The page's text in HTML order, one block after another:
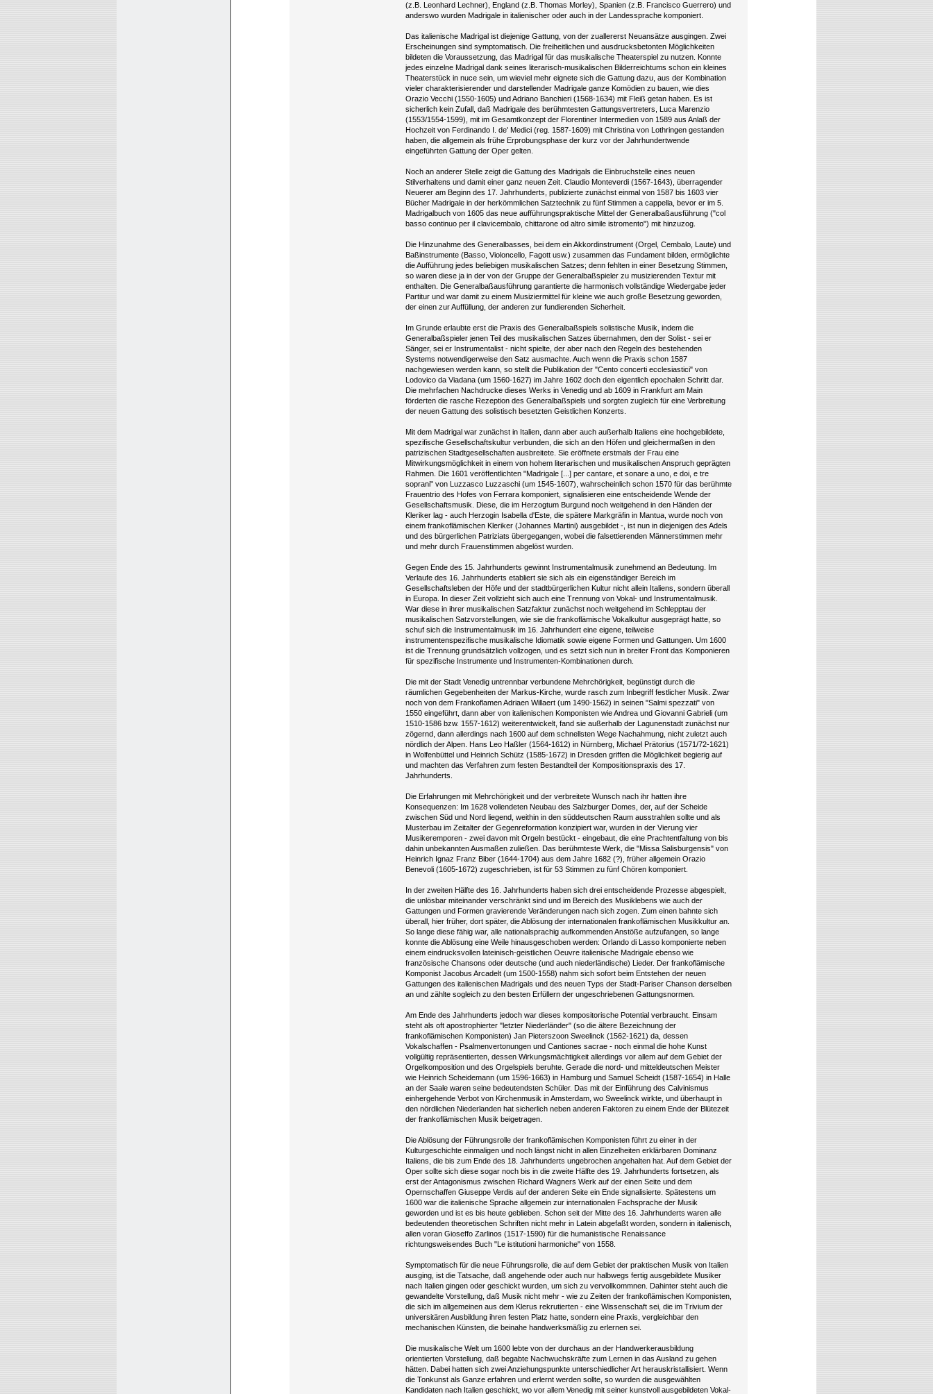
(z.B. Leonhard Lechner), England (z.B. Thomas Morley), Spanien (z.B. Francisco Guerrero) und
anderswo wurden Madrigale in italienischer oder auch in der Landessprache komponiert.
Das italienische Madrigal ist diejenige Gattung, von der zuallererst Neuansätze ausgingen. Zwei
Erscheinungen sind symptomatisch. Die freiheitlichen und ausdrucksbetonten Möglichkeiten
bildeten die Voraussetzung, das Madrigal für das musikalische Theaterspiel zu nutzen. Konnte
jedes einzelne Madrigal dank seines literarisch-musikalischen Bilderreichtums schon ein kleines
Theaterstück in nuce sein, um wieviel mehr eignete sich die Gattung dazu, aus der Kombination
vieler charakterisierender und darstellender Madrigale ganze Komödien zu bauen, wie dies
Orazio Vecchi (1550-1605) und Adriano Banchieri (1568-1634) mit Fleiß getan haben. Es ist
sicherlich kein Zufall, daß Madrigale des berühmtesten Gattungsvertreters, Luca Marenzio
(1553/1554-1599), mit im Gesamtkonzept der Florentiner Intermedien von 1589 aus Anlaß der
Hochzeit von Ferdinando I. de' Medici (reg. 1587-1609) mit Christina von Lothringen gestanden
haben, die allgemein als frühe Erprobungsphase der kurz vor der Jahrhundertwende
eingeführten Gattung der Oper gelten.
Noch an anderer Stelle zeigt die Gattung des Madrigals die Einbruchstelle eines neuen
Stilverhaltens und damit einer ganz neuen Zeit. Claudio Monteverdi (1567-1643), überragender
Neuerer am Beginn des 17. Jahrhunderts, publizierte zunächst einmal von 1587 bis 1603 vier
Bücher Madrigale in der herkömmlichen Satztechnik zu fünf Stimmen a cappella, bevor er im 5.
Madrigalbuch von 1605 das neue aufführungspraktische Mittel der Generalbaßausführung ("col
basso continuo per il clavicembalo, chittarone od altro simile istromento") mit hinzuzog.
Die Hinzunahme des Generalbasses, bei dem ein Akkordinstrument (Orgel, Cembalo, Laute) und
Baßinstrumente (Basso, Violoncello, Fagott usw.) zusammen das Fundament bilden, ermöglichte
die Aufführung jedes beliebigen musikalischen Satzes; denn fehlten in einer Besetzung Stimmen,
so waren diese ja in der von der Gruppe der Generalbaßspieler zu musizierenden Textur mit
enthalten. Die Generalbaßausführung garantierte die harmonisch vollständige Wiedergabe jeder
Partitur und war damit zu einem Musiziermittel für kleine wie auch große Besetzung geworden,
der einen zur Auffüllung, der anderen zur fundierenden Sicherheit.
Im Grunde erlaubte erst die Praxis des Generalbaßspiels solistische Musik, indem die
Generalbaßspieler jenen Teil des musikalischen Satzes übernahmen, den der Solist - sei er
Sänger, sei er Instrumentalist - nicht spielte, der aber nach den Regeln des bestehenden
Systems notwendigerweise den Satz ausmachte. Auch wenn die Praxis schon 1587
nachgewiesen werden kann, so stellt die Publikation der "Cento concerti ecclesiastici" von
Lodovico da Viadana (um 1560-1627) im Jahre 1602 doch den eigentlich epochalen Schritt dar.
Die mehrfachen Nachdrucke dieses Werks in Venedig und ab 1609 in Frankfurt am Main
förderten die rasche Rezeption des Generalbaßspiels und sorgten zugleich für eine Verbreitung
der neuen Gattung des solistisch besetzten Geistlichen Konzerts.
Mit dem Madrigal war zunächst in Italien, dann aber auch außerhalb Italiens eine hochgebildete,
spezifische Gesellschaftskultur verbunden, die sich an den Höfen und gleichermaßen in den
patrizischen Stadtgesellschaften ausbreitete. Sie eröffnete erstmals der Frau eine
Mitwirkungsmöglichkeit in einem von hohem literarischen und musikalischen Anspruch geprägten
Rahmen. Die 1601 veröffentlichten "Madrigale [...] per cantare, et sonare a uno, e doi, e tre
soprani" von Luzzasco Luzzaschi (um 1545-1607), wahrscheinlich schon 1570 für das berühmte
Frauentrio des Hofes von Ferrara komponiert, signalisieren eine entscheidende Wende der
Gesellschaftsmusik. Diese, die im Herzogtum Burgund noch weitgehend in den Händen der
Kleriker lag - auch Herzogin Isabella d'Este, die spätere Markgräfin in Mantua, wurde noch von
einem frankoflämischen Kleriker (Johannes Martini) ausgebildet -, ist nun in diejenigen des Adels
und des bürgerlichen Patriziats übergegangen, wobei die falsettierenden Männerstimmen mehr
und mehr durch Frauenstimmen abgelöst wurden.
Gegen Ende des 15. Jahrhunderts gewinnt Instrumentalmusik zunehmend an Bedeutung. Im
Verlaufe des 16. Jahrhunderts etabliert sie sich als ein eigenständiger Bereich im
Gesellschaftsleben der Höfe und der stadtbürgerlichen Kultur nicht allein Italiens, sondern überall
in Europa. In dieser Zeit vollzieht sich auch eine Trennung von Vokal- und Instrumentalmusik.
War diese in ihrer musikalischen Satzfaktur zunächst noch weitgehend im Schlepptau der
musikalischen Satzvorstellungen, wie sie die frankoflämische Vokalkultur ausgeprägt hatte, so
schuf sich die Instrumentalmusik im 16. Jahrhundert eine eigene, teilweise
instrumentenspezifische musikalische Idiomatik sowie eigene Formen und Gattungen. Um 1600
ist die Trennung grundsätzlich vollzogen, und es setzt sich nun in breiter Front das Komponieren
für spezifische Instrumente und Instrumenten-Kombinationen durch.
Die mit der Stadt Venedig untrennbar verbundene Mehrchörigkeit, begünstigt durch die
räumlichen Gegebenheiten der Markus-Kirche, wurde rasch zum Inbegriff festlicher Musik. Zwar
noch von dem Frankoflamen Adriaen Willaert (um 1490-1562) in seinen "Salmi spezzati" von
1550 eingeführt, dann aber von italienischen Komponisten wie Andrea und Giovanni Gabrieli (um
1510-1586 bzw. 1557-1612) weiterentwickelt, fand sie außerhalb der Lagunenstadt zunächst nur
zögernd, dann allerdings nach 1600 auf dem schnellsten Wege Nachahmung, nicht zuletzt auch
nördlich der Alpen. Hans Leo Haßler (1564-1612) in Nürnberg, Michael Prätorius (1571/72-1621)
in Wolfenbüttel und Heinrich Schütz (1585-1672) in Dresden griffen die Möglichkeit begierig auf
und machten das Verfahren zum festen Bestandteil der Kompositionspraxis des 17.
Jahrhunderts.
Die Erfahrungen mit Mehrchörigkeit und der verbreitete Wunsch nach ihr hatten ihre
Konsequenzen: Im 1628 vollendeten Neubau des Salzburger Domes, der, auf der Scheide
zwischen Süd und Nord liegend, weithin in den süddeutschen Raum ausstrahlen sollte und als
Musterbau im Zeitalter der Gegenreformation konzipiert war, wurden in der Vierung vier
Musikeremporen - zwei davon mit Orgeln bestückt - eingebaut, die eine Prachtentfaltung von bis
dahin unbekannten Ausmaßen zuließen. Das berühmteste Werk, die "Missa Salisburgensis" von
Heinrich Ignaz Franz Biber (1644-1704) aus dem Jahre 1682 (?), früher allgemein Orazio
Benevoli (1605-1672) zugeschrieben, ist für 53 Stimmen zu fünf Chören komponiert.
In der zweiten Hälfte des 16. Jahrhunderts haben sich drei entscheidende Prozesse abgespielt,
die unlösbar miteinander verschränkt sind und im Bereich des Musiklebens wie auch der
Gattungen und Formen gravierende Veränderungen nach sich zogen. Zum einen bahnte sich
überall, hier früher, dort später, die Ablösung der internationalen frankoflämischen Musikkultur an.
So lange diese fähig war, alle nationalsprachig aufkommenden Anstöße aufzufangen, so lange
konnte die Ablösung eine Weile hinausgeschoben werden: Orlando di Lasso komponierte neben
einem eindrucksvollen lateinisch-geistlichen Oeuvre italienische Madrigale ebenso wie
französische Chansons oder deutsche (und auch niederländische) Lieder. Der frankoflämische
Komponist Jacobus Arcadelt (um 1500-1558) nahm sich sofort beim Entstehen der neuen
Gattungen des italienischen Madrigals und des neuen Typs der Stadt-Pariser Chanson derselben
an und zählte sogleich zu den besten Erfüllern der ungeschriebenen Gattungsnormen.
Am Ende des Jahrhunderts jedoch war dieses kompositorische Potential verbraucht. Einsam
steht als oft apostrophierter "letzter Niederländer" (so die ältere Bezeichnung der
frankoflämischen Komponisten) Jan Pieterszoon Sweelinck (1562-1621) da, dessen
Vokalschaffen - Psalmenvertonungen und Cantiones sacrae - noch einmal die hohe Kunst
vollgültig repräsentierten, dessen Wirkungsmächtigkeit allerdings vor allem auf dem Gebiet der
Orgelkomposition und des Orgelspiels beruhte. Gerade die nord- und mitteldeutschen Meister
wie Heinrich Scheidemann (um 1596-1663) in Hamburg und Samuel Scheidt (1587-1654) in Halle
an der Saale waren seine bedeutendsten Schüler. Das mit der Einführung des Calvinismus
einhergehende Verbot von Kirchenmusik in Amsterdam, wo Sweelinck wirkte, und überhaupt in
den nördlichen Niederlanden hat sicherlich neben anderen Faktoren zu einem Ende der Blütezeit
der frankoflämischen Musik beigetragen.
Die Ablösung der Führungsrolle der frankoflämischen Komponisten führt zu einer in der
Kulturgeschichte einmaligen und noch längst nicht in allen Einzelheiten erklärbaren Dominanz
Italiens, die bis zum Ende des 18. Jahrhunderts ungebrochen angehalten hat. Auf dem Gebiet der
Oper sollte sich diese sogar noch bis in die zweite Hälfte des 19. Jahrhunderts fortsetzen, als
erst der Antagonismus zwischen Richard Wagners Werk auf der einen Seite und dem
Opernschaffen Giuseppe Verdis auf der anderen Seite ein Ende signalisierte. Spätestens um
1600 war die italienische Sprache allgemein zur internationalen Fachsprache der Musik
geworden und ist es bis heute geblieben. Schon seit der Mitte des 16. Jahrhunderts waren alle
bedeutenden theoretischen Schriften nicht mehr in Latein abgefaßt worden, sondern in italienisch,
allen voran Gioseffo Zarlinos (1517-1590) für die humanistische Renaissance
richtungsweisendes Buch "Le istitutioni harmoniche" von 1558.
Symptomatisch für die neue Führungsrolle, die auf dem Gebiet der praktischen Musik von Italien
ausging, ist die Tatsache, daß angehende oder auch nur halbwegs fertig ausgebildete Musiker
nach Italien gingen oder geschickt wurden, um sich zu vervollkommnen. Dahinter steht auch die
gewandelte Vorstellung, daß Musik nicht mehr - wie zu Zeiten der frankoflämischen Komponisten,
die sich im allgemeinen aus dem Klerus rekrutierten - eine Wissenschaft sei, die im Trivium der
universitären Ausbildung ihren festen Platz hatte, sondern eine Praxis, vergleichbar den
mechanischen Künsten, die beinahe handwerksmäßig zu erlernen sei.
Die musikalische Welt um 1600 lebte von der durchaus an der Handwerkerausbildung
orientierten Vorstellung, daß begabte Nachwuchskräfte zum Lernen in das Ausland zu gehen
hätten. Dabei hatten sich zwei Anziehungspunkte unterschiedlicher Art herauskristallisiert. Wenn
die Tonkunst als Ganze erfahren und erlernt werden sollte, so wurden die ausgewählten
Kandidaten nach Italien geschickt, wo vor allem Venedig mit seiner kunstvoll ausgebildeten Vokal-